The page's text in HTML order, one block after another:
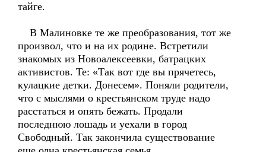
тайге.
В Малиновке те же преобразования, тот же
произвол, что и на их родине. Встретили
знакомых из Новоалексеевки, батрацких
активистов. Те: «Так вот где вы прячетесь,
кулацкие детки. Донесем». Поняли родители,
что с мыслями о крестьянском труде надо
расстаться и опять бежать. Продали
последнюю лошадь и уехали в город
Свободный. Так закончила существование